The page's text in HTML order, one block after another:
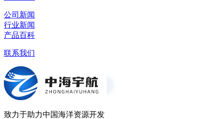
公司新闻
行业新闻
产品百科
联系我们
致力于助力中国海洋资源开发